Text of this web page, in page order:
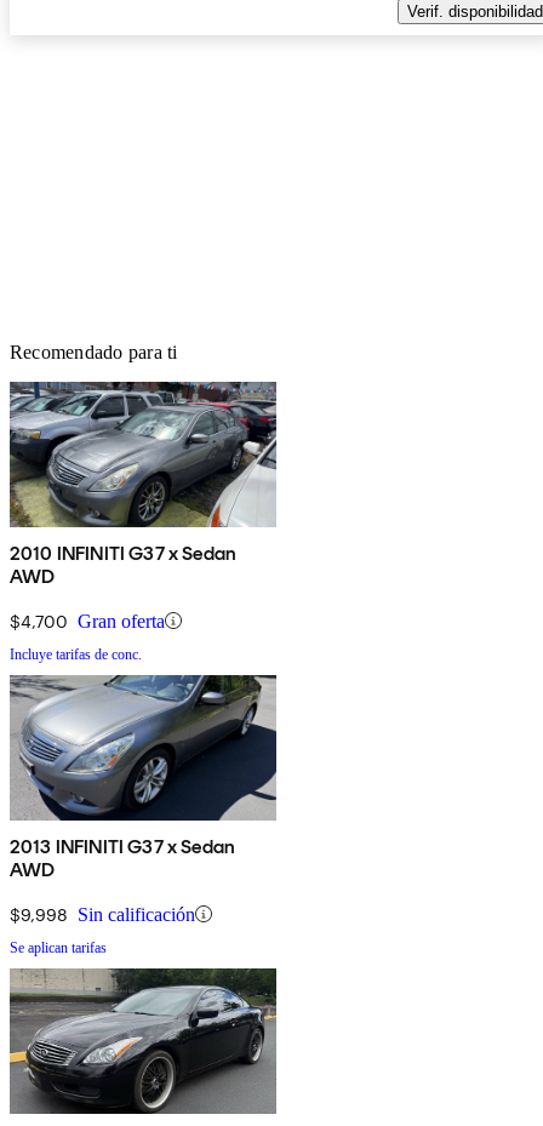
Verif. disponibilidad
Recomendado para ti
2010 INFINITI G37 x Sedan
AWD
$4,700 Gran oferta
Incluye tarifas de conc.
2013 INFINITI G37 x Sedan
AWD
$9,998 Sin calificación
Se aplican tarifas